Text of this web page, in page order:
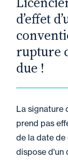
d’effet
rupture
due !
La signature
prend pas
de la date
dispose d'un